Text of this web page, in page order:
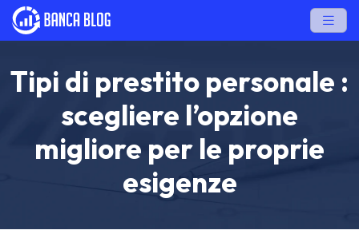
Tipi di prestito personale :
scegliere l’opzione
migliore per le proprie
esigenze